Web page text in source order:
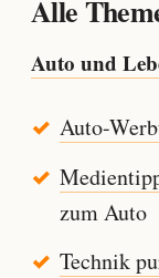
Alle
Auto und
Auto-
zum Auto
Technik